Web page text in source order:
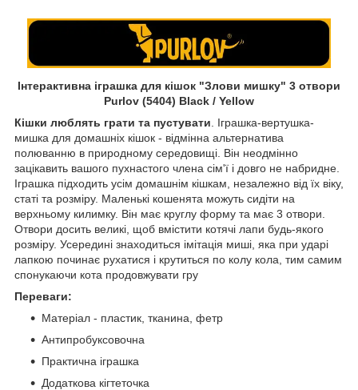
Інтерактивна іграшка для кішок "Злови мишку" 3 отвори
Purlov (5404) Black / Yellow
Кішки люблять грати та пустувати . Іграшка-вертушка-
мишка для домашніх кішок - відмінна альтернатива
полюванню в природному середовищі. Він неодмінно
зацікавить вашого пухнастого члена сім'ї і довго не набридне.
Іграшка підходить усім домашнім кішкам, незалежно від їх віку,
статі та розміру. Маленькі кошенята можуть сидіти на
верхньому килимку. Він має круглу форму та має 3 отвори.
Отвори досить великі, щоб вмістити котячі лапи будь-якого
розміру. Усередині знаходиться імітація миші, яка при ударі
лапкою починає рухатися і крутиться по колу кола, тим самим
спонукаючи кота продовжувати гру
Переваги:
Матеріал - пластик, тканина, фетр
Антипробуксовочна
Практична іграшка
Додаткова кігтеточка